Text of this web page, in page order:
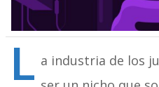
L a industria de los